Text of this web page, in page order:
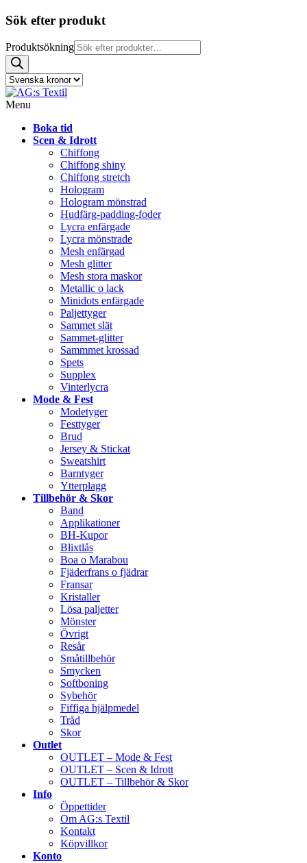
Sök efter produkt
Produktsökning
Menu
Boka tid
Scen & Idrott
Chiffong
Chiffong shiny
Chiffong stretch
Hologram
Hologram mönstrad
Hudfärg-padding-foder
Lycra enfärgade
Lycra mönstrade
Mesh enfärgad
Mesh glitter
Mesh stora maskor
Metallic o lack
Minidots enfärgade
Paljettyger
Sammet slät
Sammet-glitter
Sammmet krossad
Spets
Supplex
Vinterlycra
Mode & Fest
Modetyger
Festtyger
Brud
Jersey & Stickat
Sweatshirt
Barntyger
Ytterplagg
Tillbehör & Skor
Band
Applikationer
BH-Kupor
Blixtlås
Boa o Marabou
Fjäderfrans o fjädrar
Fransar
Kristaller
Lösa paljetter
Mönster
Övrigt
Resår
Småtillbehör
Smycken
Softboning
Sybehör
Fiffiga hjälpmedel
Tråd
Skor
Outlet
OUTLET – Mode & Fest
OUTLET – Scen & Idrott
OUTLET – Tillbehör & Skor
Info
Öppettider
Om AG:s Textil
Kontakt
Köpvillkor
Konto